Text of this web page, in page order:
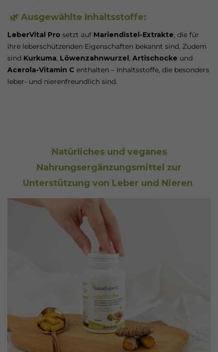
🌿 Ausgewählte Inhaltsstoffe:
LeberVital Pro setzt auf Mariendistel-Extrakte, die für
ihre leberschützenden Eigenschaften bekannt sind. Zudem
sind Kurkuma, Löwenzahnwurzel, Artischocke und
Acerola-Vitamin C enthalten – Inhaltsstoffe, die besonders
leber- und nierenfreundlich sind.
Natürliches und veganes
Nahrungsergänzungsmittel zur
Unterstützung von Leber und Nieren